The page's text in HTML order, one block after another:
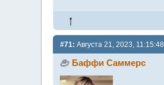
#71: Августа 21, 2023, 11:15:48
Баффи Саммерс